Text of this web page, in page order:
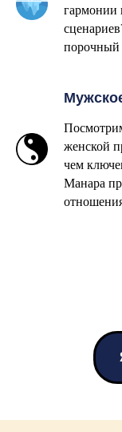
гармонии
порочный
женской
чем
Манара